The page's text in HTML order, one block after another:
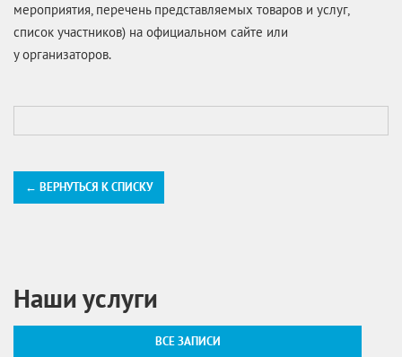
мероприятия, перечень представляемых товаров и услуг,
список участников) на официальном сайте или
у организаторов.
← ВЕРНУТЬСЯ К СПИСКУ
Наши услуги
ВСЕ ЗАПИСИ